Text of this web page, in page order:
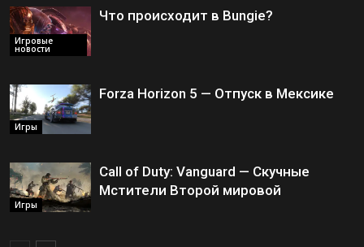
Игровые
новости
Что происходит в Bungie?
Игры
Forza Horizon 5 — Отпуск в Мексике
Игры
Call of Duty: Vanguard — Скучные
Мстители Второй мировой